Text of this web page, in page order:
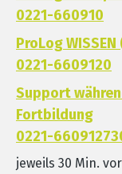
0221-660910
ProLog
0221-6609120
Support
Fortbildung
0221-
jeweils 30 Min.